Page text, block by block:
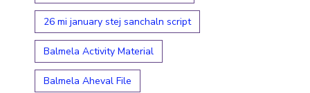
26 mi january stej sanchaln script
Balmela Activity Material
Balmela Aheval File